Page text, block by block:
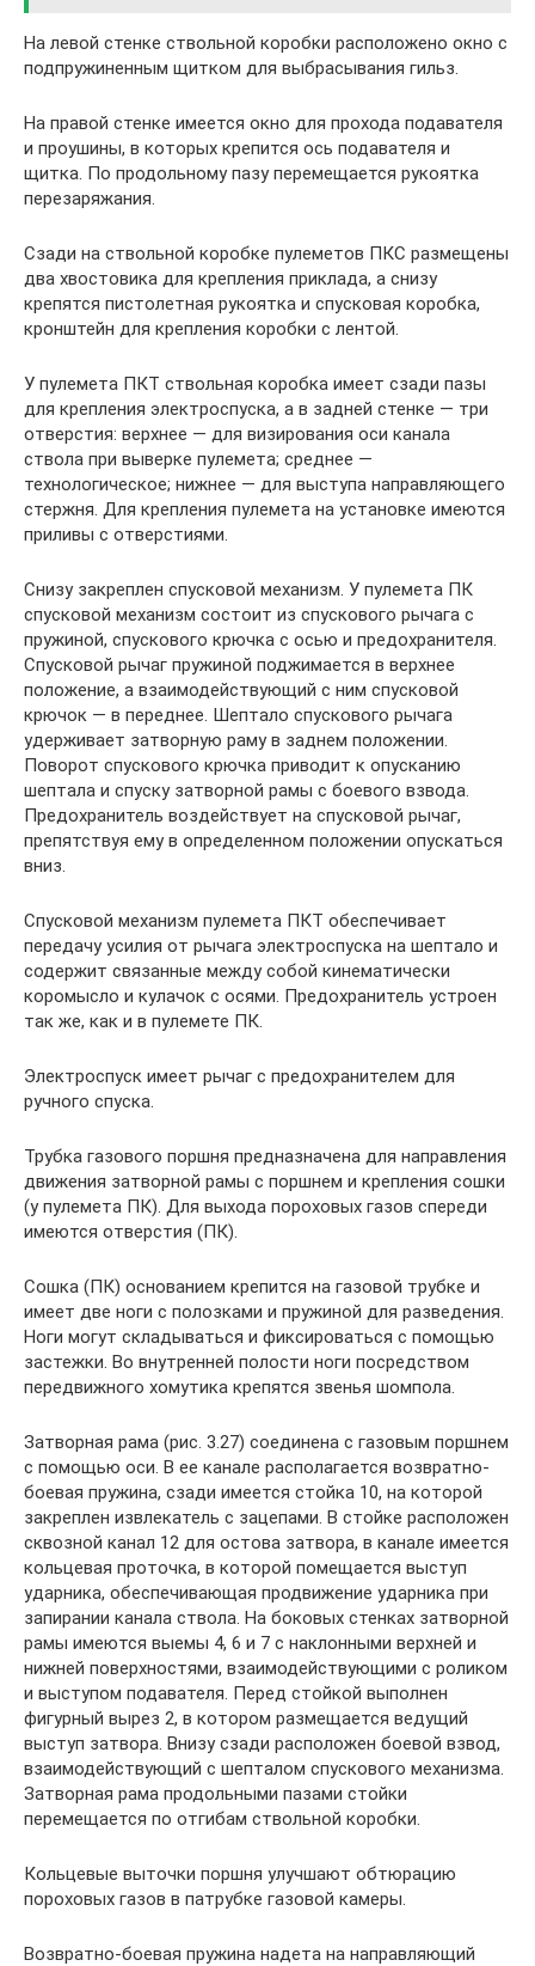
На левой стенке ствольной коробки расположено окно с
подпружиненным щитком для выбрасывания гильз.
На правой стенке имеется окно для прохода подавателя
и проушины, в которых крепится ось подавателя и
щитка. По продольному пазу перемещается рукоятка
перезаряжания.
Сзади на ствольной коробке пулеметов ПКС размещены
два хвостовика для крепления приклада, а снизу
крепятся пистолетная рукоятка и спусковая коробка,
кронштейн для крепления коробки с лентой.
У пулемета ПКТ ствольная коробка имеет сзади пазы
для крепления электроспуска, а в задней стенке — три
отверстия: верхнее — для визирования оси канала
ствола при выверке пулемета; среднее —
технологическое; нижнее — для выступа направляющего
стержня. Для крепления пулемета на установке имеются
приливы с отверстиями.
Снизу закреплен спусковой механизм. У пулемета ПК
спусковой механизм состоит из спускового рычага с
пружиной, спускового крючка с осью и предохранителя.
Спусковой рычаг пружиной поджимается в верхнее
положение, а взаимодействующий с ним спусковой
крючок — в переднее. Шептало спускового рычага
удерживает затворную раму в заднем положении.
Поворот спускового крючка приводит к опусканию
шептала и спуску затворной рамы с боевого взвода.
Предохранитель воздействует на спусковой рычаг,
препятствуя ему в определенном положении опускаться
вниз.
Спусковой механизм пулемета ПКТ обеспечивает
передачу усилия от рычага электроспуска на шептало и
содержит связанные между собой кинематически
коромысло и кулачок с осями. Предохранитель устроен
так же, как и в пулемете ПК.
Электроспуск имеет рычаг с предохранителем для
ручного спуска.
Трубка газового поршня предназначена для направления
движения затворной рамы с поршнем и крепления сошки
(у пулемета ПК). Для выхода пороховых газов спереди
имеются отверстия (ПК).
Сошка (ПК) основанием крепится на газовой трубке и
имеет две ноги с полозками и пружиной для разведения.
Ноги могут складываться и фиксироваться с помощью
застежки. Во внутренней полости ноги посредством
передвижного хомутика крепятся звенья шомпола.
Затворная рама (рис. 3.27) соединена с газовым поршнем
с помощью оси. В ее канале располагается возвратно-
боевая пружина, сзади имеется стойка 10, на которой
закреплен извлекатель с зацепами. В стойке расположен
сквозной канал 12 для остова затвора, в канале имеется
кольцевая проточка, в которой помещается выступ
ударника, обеспечивающая продвижение ударника при
запирании канала ствола. На боковых стенках затворной
рамы имеются выемы 4, 6 и 7 с наклонными верхней и
нижней поверхностями, взаимодействующими с роликом
и выступом подавателя. Перед стойкой выполнен
фигурный вырез 2, в котором размещается ведущий
выступ затвора. Внизу сзади расположен боевой взвод,
взаимодействующий с шепталом спускового механизма.
Затворная рама продольными пазами стойки
перемещается по отгибам ствольной коробки.
Кольцевые выточки поршня улучшают обтюрацию
пороховых газов в патрубке газовой камеры.
Возвратно-боевая пружина надета на направляющий